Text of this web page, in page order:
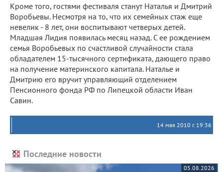
Кроме того, гостями фестиваля станут Наталья и Дмитрий
Воробьевы. Несмотря на то, что их семейных стаж еще
невелик - 8 лет, они воспитывают четверых детей.
Младшая Лидия появилась месяц назад. С ее рождением
семья Воробьевых по счастливой случайности стала
обладателем 15-тысячного сертификата, дающего право
на получение материнского капитала. Наталье и
Дмитрию его вручит управляющий отделением
Пенсионного фонда РФ по Липецкой области Иван
Савин.
14 мая 2010 г. 19:36
Последние новости
05.08.2026